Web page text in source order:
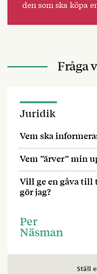
den som ska köpa
Fråga
Juridik
Vem ska
Vem ”ärver” min
Vill ge en gåva till
gör jag?
Per
Näsman
Ställ